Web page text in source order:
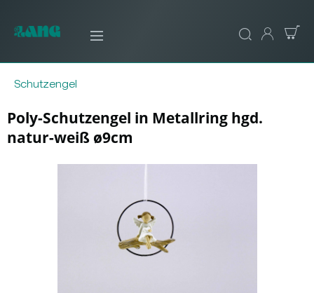
Schutzengel
Poly-Schutzengel in Metallring hgd.
natur-weiß ø9cm